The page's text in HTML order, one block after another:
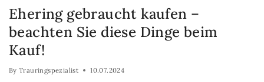
Ehering gebraucht kaufen –
beachten Sie diese Dinge beim
Kauf!
By Trauringspezialist 10.07.2024